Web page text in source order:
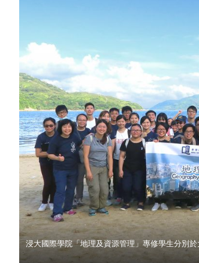
浸大國際學院「地理及資源管理」專修學生分別